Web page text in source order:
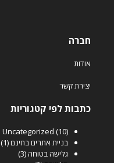
חברה
אודות
יצירת קשר
כתבות לפי קטגוריות
Uncategorized (10)
בניית אתרים בחינם(1)
גלישה בטוחה(3)